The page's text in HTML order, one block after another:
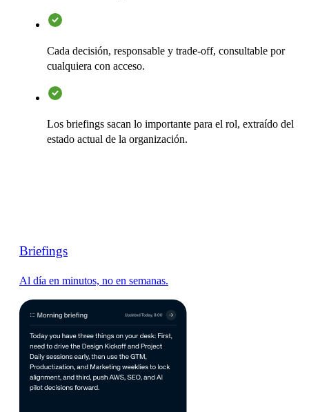
Cada decisión, responsable y trade-off, consultable por
cualquiera con acceso.
Los briefings sacan lo importante para el rol, extraído del
estado actual de la organización.
Briefings
Al día en minutos, no en semanas.